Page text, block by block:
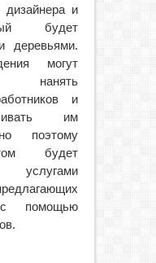
дизайнера и
будет
деревьями.
могут
нанять
и
им
поэтому
будет
услугами
помощью